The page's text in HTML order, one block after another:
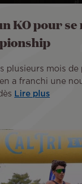
KO pour
plusieurs mois
a franchi une
Lire plus